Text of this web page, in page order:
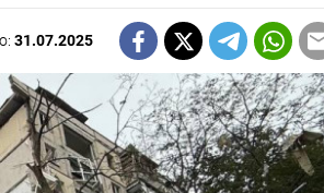
31.07.2025